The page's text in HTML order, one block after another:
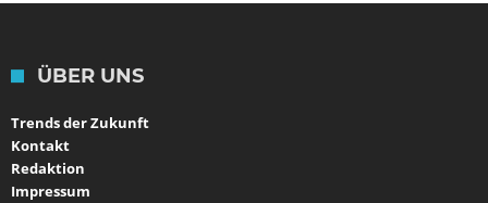
ÜBER UNS
Trends der Zukunft
Kontakt
Redaktion
Impressum